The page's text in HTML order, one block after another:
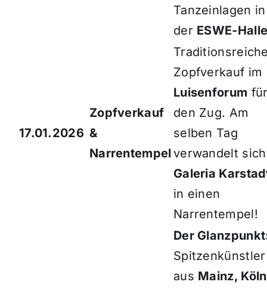
Tanzeinlagen in
der ESWE-
17.01.2026
Zopfverkauf
&
Narrentempel
Zopfverkauf im
Luisenforum
den Zug. Am
selben Tag
verwandelt sich
Galeria
in einen
Narrentempel!
Der
Spitzenkünstler
aus Mainz, Köln